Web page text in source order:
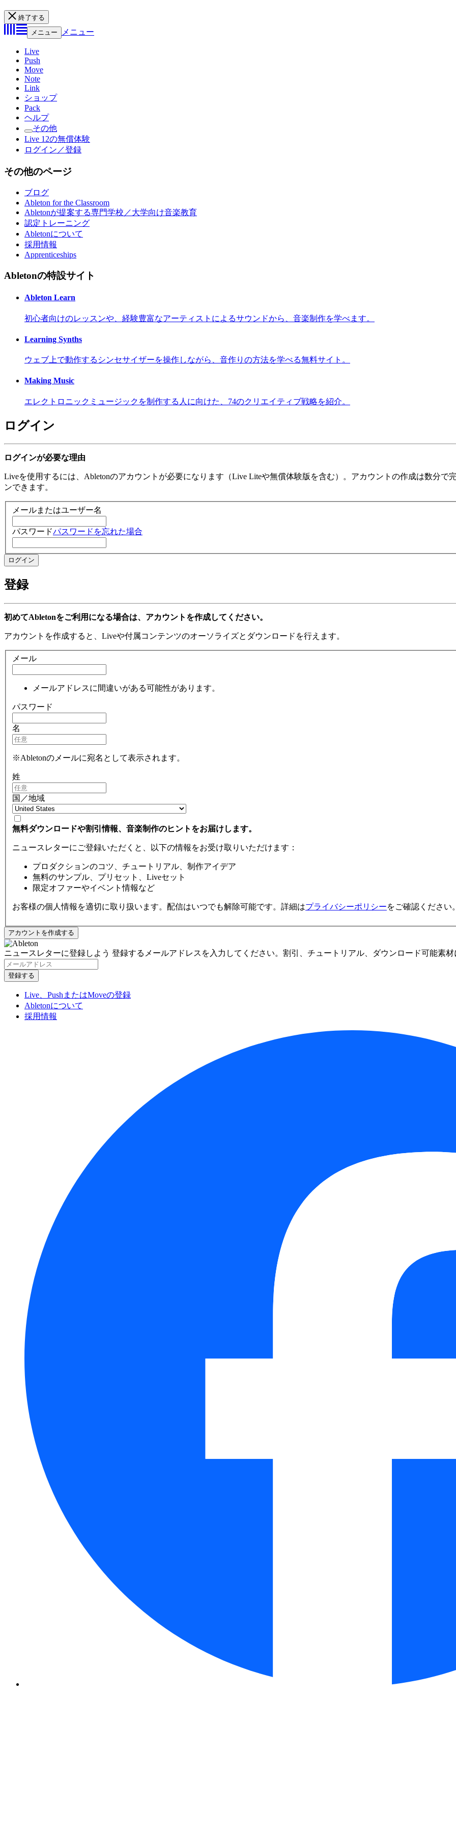
終了する
メニュー
メニュー
Live
Push
Move
Note
Link
ショップ
Pack
ヘルプ
その他
Live 12の無償体験
ログイン／登録
その他のページ
ブログ
Ableton for the Classroom
Abletonが提案する専門学校／大学向け音楽教育
認定トレーニング
Abletonについて
採用情報
Apprenticeships
Abletonの特設サイト
Ableton Learn
初心者向けのレッスンや、経験豊富なアーティストによるサウンドから、音楽制作を学べます。
Learning Synths
ウェブ上で動作するシンセサイザーを操作しながら、音作りの方法を学べる無料サイト。
Making Music
エレクトロニックミュージックを制作する人に向けた、74のクリエイティブ戦略を紹介。
ログイン
ログインが必要な理由
Liveを使用するには、Abletonのアカウントが必要になります（Live Liteや無償体験版を含む）。アカウントの作成は数分
ンできます。
メールまたはユーザー名
パスワードパスワードを忘れた場合
登録
初めてAbletonをご利用になる場合は、アカウントを作成してください。
アカウントを作成すると、Liveや付属コンテンツのオーソライズとダウンロードを行えます。
メール
メールアドレスに間違いがある可能性があります。
パスワード
名
※Abletonのメールに宛名として表示されます。
姓
国／地域
無料ダウンロードや割引情報、音楽制作のヒントをお届けします。
ニュースレターにご登録いただくと、以下の情報をお受け取りいただけます：
プロダクションのコツ、チュートリアル、制作アイデア
無料のサンプル、プリセット、Liveセット
限定オファーやイベント情報など
お客様の個人情報を適切に取り扱います。配信はいつでも解除可能です。詳細はプライバシーポリシーをご確認ください
ニュースレターに登録しよう 登録するメールアドレスを入力してください。割引、チュートリアル、ダウンロード可能素
Live、PushまたはMoveの登録
Abletonについて
採用情報